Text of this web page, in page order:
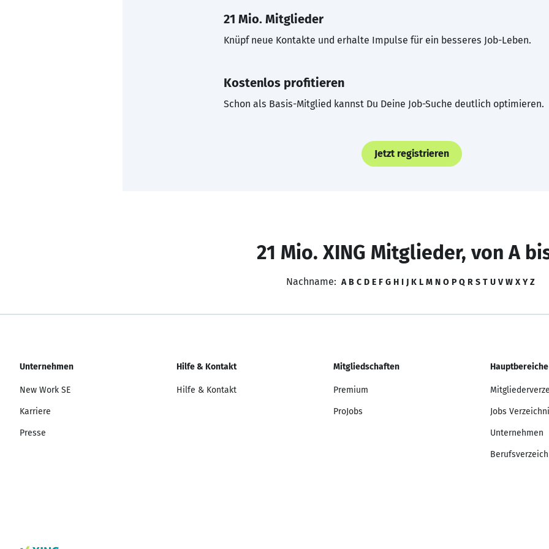
21 Mio. Mitglieder
Knüpf neue Kontakte und erhalte Impulse für ein besseres Job-Leben.
Kostenlos profitieren
Schon als Basis-Mitglied kannst Du Deine Job-Suche deutlich optimieren.
Jetzt registrieren
21 Mio. XING Mitglieder, von A
Nachname: A B C D E F G H I J K L M N O P Q R S T U V W X Y Z
Unternehmen
New Work SE
Karriere
Presse
Hilfe & Kontakt
Hilfe & Kontakt
Mitgliedschaften
Premium
ProJobs
Hauptbereiche
Jobs
Unternehmen